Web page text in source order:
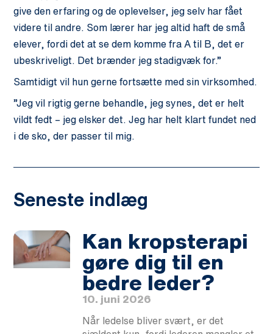
give den erfaring og de oplevelser, jeg selv har fået
videre til andre. Som lærer har jeg altid haft de små
elever, fordi det at se dem komme fra A til B, det er
ubeskriveligt. Det brænder jeg stadigvæk for.”
Samtidigt vil hun gerne fortsætte med sin virksomhed.
”Jeg vil rigtig gerne behandle, jeg synes, det er helt
vildt fedt – jeg elsker det. Jeg har helt klart fundet ned
i de sko, der passer til mig.
Seneste indlæg
Kan kropsterapi
gøre dig til en
bedre leder?
10. juni 2026
Når ledelse bliver svært, er det